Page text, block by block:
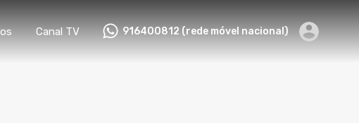
Contactos Canal TV 916400812 (rede móvel nacional)
Canal TV 916400812 (rede móvel nacional)